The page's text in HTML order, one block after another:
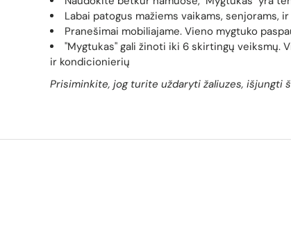
Labai patogus mažiems vaikams, senjorams,
Pranešimai mobiliajame. Vieno mygtuko
"Mygtukas" gali žinoti iki 6 skirtingų veiksmų.
ir kondicionierių
Prisiminkite, jog turite uždaryti žaliuzes, išjungti